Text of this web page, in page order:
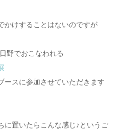
かけすることはないのですが
野でおこなわれる
ースに参加させていただきます
に置いたらこんな感じ♪というご